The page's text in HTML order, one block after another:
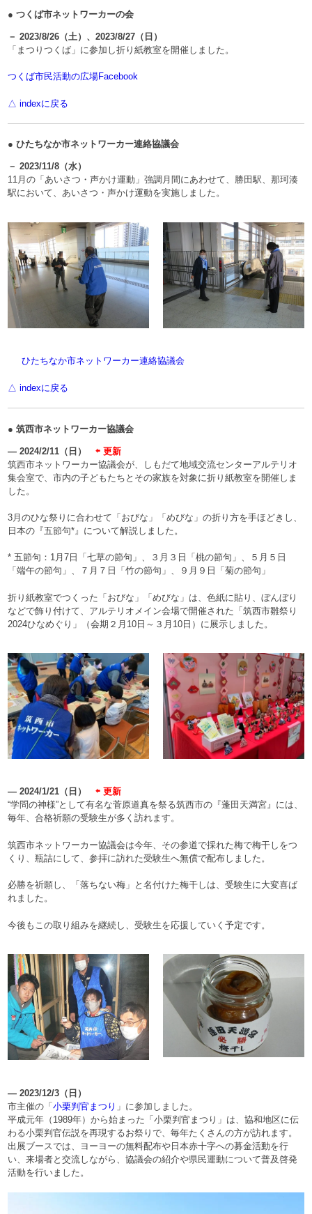
● つくば市ネットワーカーの会
－ 2023/8/26（土）、2023/8/27（日）
「まつりつくば」に参加し折り紙教室を開催しました。
つくば市民活動の広場Facebook
△ indexに戻る
● ひたちなか市ネットワーカー連絡協議会
－ 2023/11/8（水）
11月の「あいさつ・声かけ運動」強調月間にあわせて、勝田駅、那珂湊
駅において、あいさつ・声かけ運動を実施しました。
ひたちなか市ネットワーカー連絡協議会
△ indexに戻る
● 筑西市ネットワーカー協議会
― 2024/2/11（日）
⇦ 更新
筑西市ネットワーカー協議会が、しもだて地域交流センターアルテリオ
集会室で、市内の子どもたちとその家族を対象に折り紙教室を開催しま
した。
3月のひな祭りに合わせて「おびな」「めびな」の折り方を手ほどきし、
日本の『五節句*』について解説しました。
* 五節句：1月7日「七草の節句」、３月３日「桃の節句」、５月５日
「端午の節句」、７月７日「竹の節句」、９月９日「菊の節句」
折り紙教室でつくった「おびな」「めびな」は、色紙に貼り、ぼんぼり
などで飾り付けて、アルテリオメイン会場で開催された「筑西市雛祭り
2024ひなめぐり」（会期２月10日～３月10日）に展示しました。
― 2024/1/21（日）
⇦ 更新
“学問の神様”として有名な菅原道真を祭る筑西市の『蓬田天満宮』には、
毎年、合格祈願の受験生が多く訪れます。
筑西市ネットワーカー協議会は今年、その参道で採れた梅で梅干しをつ
くり、瓶詰にして、参拝に訪れた受験生へ無償で配布しました。
必勝を祈願し、「落ちない梅」と名付けた梅干しは、受験生に大変喜ば
れました。
今後もこの取り組みを継続し、受験生を応援していく予定です。
― 2023/12/3（日）
市主催の「小栗判官まつり 」に参加しました。
平成元年（1989年）から始まった「小栗判官まつり」は、協和地区に伝
わる小栗判官伝説を再現するお祭りで、毎年たくさんの方が訪れます。
出展ブースでは、ヨーヨーの無料配布や日本赤十字への募金活動を行
い、来場者と交流しながら、協議会の紹介や県民運動について普及啓発
活動を行いました。